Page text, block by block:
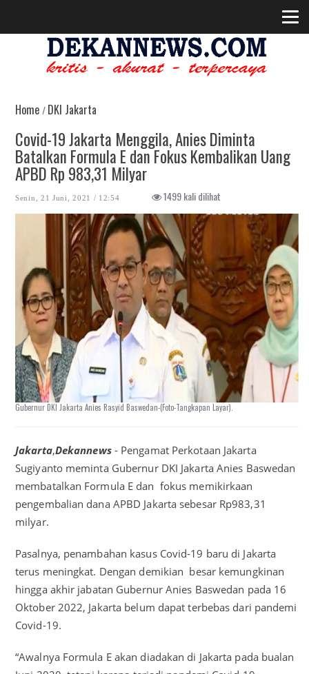
Home/DKI Jakarta
Covid-19 Jakarta Menggila, Anies Diminta
Batalkan Formula E dan Fokus Kembalikan Uang
APBD Rp 983,31 Milyar
Senin, 21 Juni, 2021 / 12:54 1499 kali dilihat
Gubernur DKI Jakarta Anies Rasyid Baswedan-(Foto-Tangkapan Layar).
Jakarta,Dekannews- Pengamat Perkotaan Jakarta
Sugiyanto meminta Gubernur DKI Jakarta Anies Baswedan
membatalkan Formula E dan fokus memikirkaan
pengembalian dana APBD Jakarta sebesar Rp983,31
milyar.
Pasalnya, penambahan kasus Covid-19 baru di Jakarta
terus meningkat. Dengan demikian besar kemungkinan
hingga akhir jabatan Gubernur Anies Baswedan pada 16
Oktober 2022, Jakarta belum dapat terbebas dari pandemi
Covid-19.
“Awalnya Formula E akan diadakan di Jakarta pada bualan